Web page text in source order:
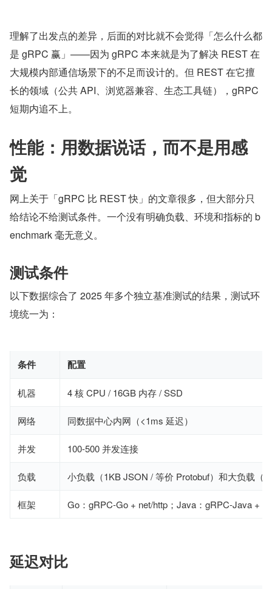
理解了出发点的差异，后面的对比就不会觉得「怎么什么都
是 gRPC 赢」——因为 gRPC 本来就是为了解决 REST 在
大规模内部通信场景下的不足而设计的。但 REST 在它擅
长的领域（公共 API、浏览器兼容、生态工具链），gRPC
短期内追不上。
性能：用数据说话，而不是用感
觉
网上关于「gRPC 比 REST 快」的文章很多，但大部分只
给结论不给测试条件。一个没有明确负载、环境和指标的 b
enchmark 毫无意义。
测试条件
以下数据综合了 2025 年多个独立基准测试的结果，测试环
境统一为：
条件 配置
机器 4 核 CPU / 16GB 内存 / SSD
网络 同数据中心内网（<1ms 延迟）
并发 100-500 并发连接
负载 小负载（1KB JSON / 等价 Protobuf）和大负载（
框架 Go：gRPC-Go + net/http；Java：gRPC-Java +
延迟对比